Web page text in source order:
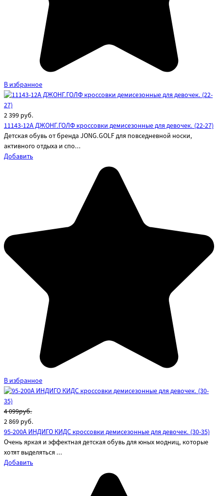
В избранное
2 399 руб.
11143-12A ДЖОНГ.ГОЛФ кроссовки демисезонные для девочек. (22-27)
Детская обувь от бренда JONG.GOLF для повседневной носки,
активного отдыха и спо...
Добавить
В избранное
4 099руб.
2 869 руб.
95-200A ИНДИГО КИДС кроссовки демисезонные для девочек. (30-35)
Очень яркая и эффектная детская обувь для юных модниц, которые
хотят выделяться ...
Добавить